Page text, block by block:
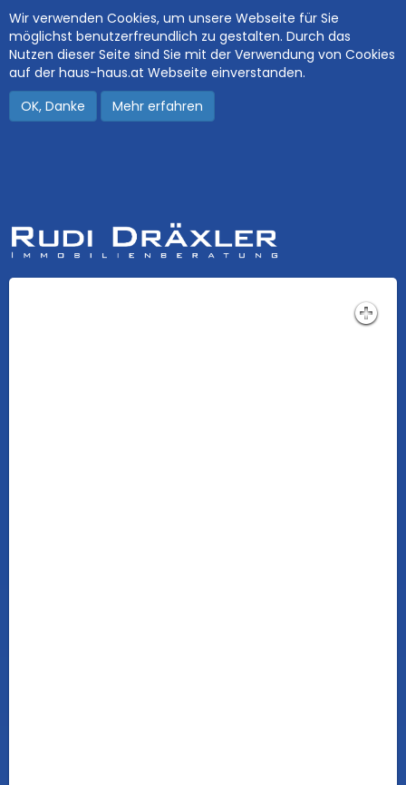
Wir verwenden Cookies, um unsere Webseite für Sie
möglichst benutzerfreundlich zu gestalten. Durch das
Nutzen dieser Seite sind Sie mit der Verwendung von Cookies
auf der haus-haus.at Webseite einverstanden.
OK, Danke
Mehr erfahren